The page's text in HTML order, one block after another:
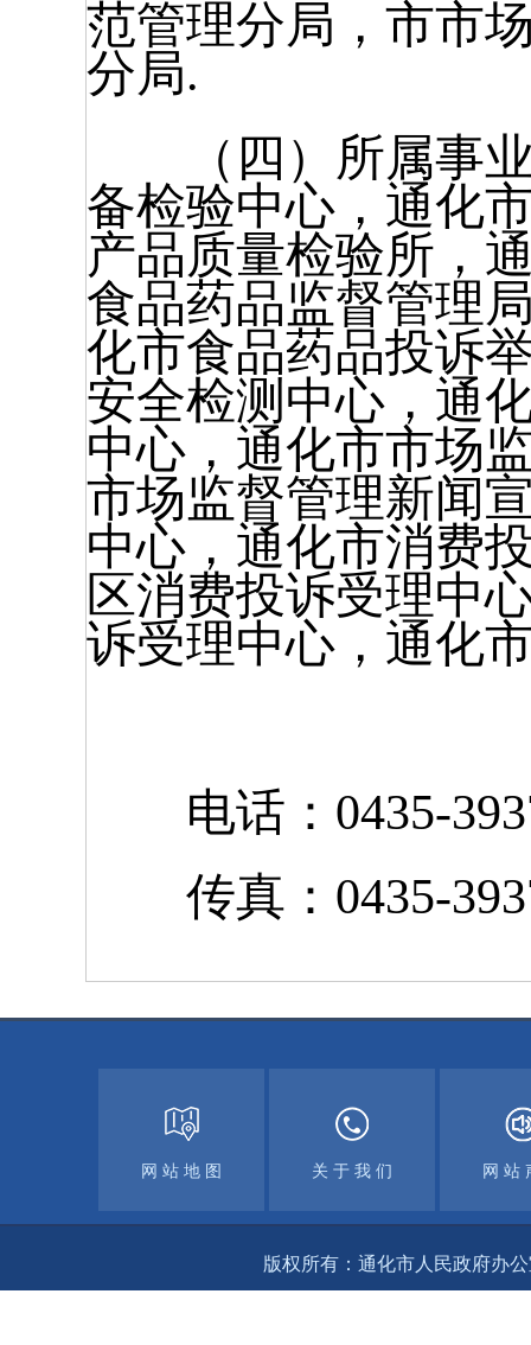
范管理分局，市市
分局.
（四）所属事业
备检验中心，通化
产品质量检验所，
食品药品监督管理
化市食品药品投诉
安全检测中心，通
中心，通化市市场
市场监督管理新闻
中心，通化市消费
区消费投诉受理中
诉受理中心，通化
电话：0435-
传真：0435-